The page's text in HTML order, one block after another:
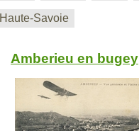
Haute-Savoie
Amberieu en bugey